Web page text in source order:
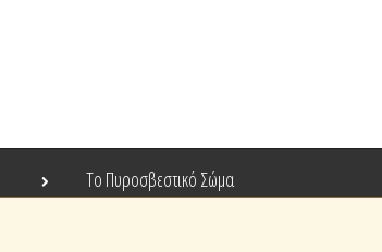
Το Πυροσβεστικό Σώμα